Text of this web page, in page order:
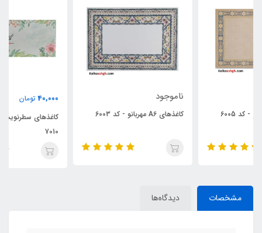
کاغذهای A6 مهربانو - کد 6003
کاغذهای سطرنویسی مهربانو - کد
مشخصات دیدگاه‌ها